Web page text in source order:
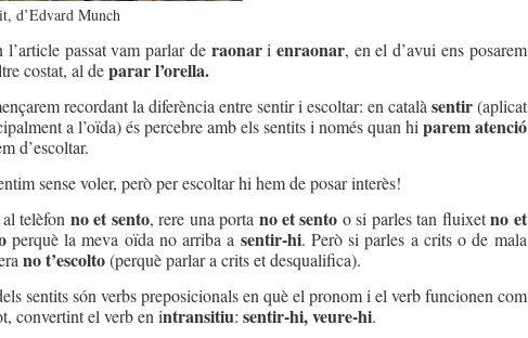
d’Edvard Munch
l’article passat vam parlar de raonari enraonar, en el d’avui ens posarem
costat, al deparar l’orella.
recordant la diferència entre sentir i escoltar: en català sentir(aplicat
a l’oïda) és percebre amb els sentits i només quan hi parem atenció
d’escoltar.
sense voler, però per escoltar hi hem de posar interès!
telèfon no et sento, rere una porta no et sento o si parles tan fluixetno et
perquè la meva oïda no arriba a sentir-hi. Però si parles a crits o de mala
no t’escolto(perquè parlar a crits et desqualifica).
sentits són verbs preposicionals en què el pronom i el verb funcionen com
convertint el verb en intransitiu: sentir-hi, veure-hi.